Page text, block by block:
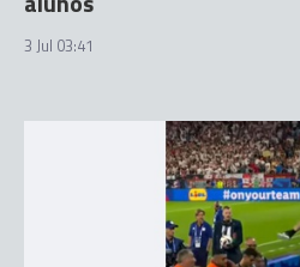
3 Jul 03:41